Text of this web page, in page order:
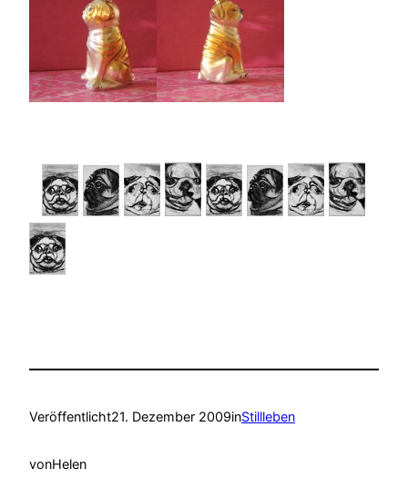
Veröffentlicht21. Dezember 2009inStillleben
vonHelen